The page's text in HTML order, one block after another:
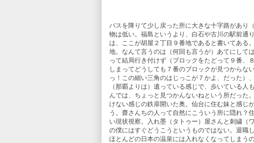
バスを降りて少し戻った所に大きな十字路があり
物は低い。福島というより、白石や古川の駅前通
は、ここが胡屋２丁目９番地であると書いてある
地。なんて言うのは（何回も言うが）あてにして
って結局行き付けず（ブロックをたどって９番、
しまってどうしても７番のブロックが見つからな
っ！この細い三角のはじっこが７かよ、だった）
（那覇よりは）遺っている感じで、歩いている
んでは、ちょっと見つかんないねという所だった
けない感じの鉄扉開いた奥。仙台に住む妹と感じ
う。齋さんちの人って自然にこういう所に隠れ？
い現状視察。入れ墨（タトゥー）屋さんと刺繍（
の僕にはすぐどうこうというものではない。退職
ほとんどの日本の温泉には入れなくなってしまう